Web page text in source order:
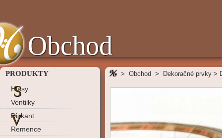
Obchod
PRODUKTY
Hlasy
Ventilky
Diskant
Remence
S
V
> Obchod > Dekoračné prvky >